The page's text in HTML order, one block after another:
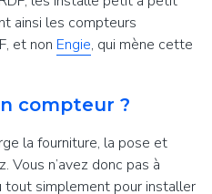
ainsi les compteurs
et non Engie, qui mène cette
compteur ?
la fourniture, la pose et
Vous n’avez donc pas à
tout simplement pour installer